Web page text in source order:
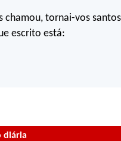
chamou, tornai-vos
escrito está:
diária